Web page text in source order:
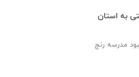
به استان
مدرسه رنج